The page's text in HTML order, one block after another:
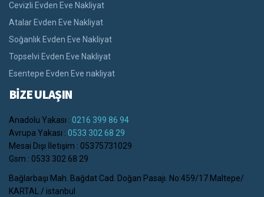
Cevizli Evden Eve Nakliyat
Atalar Evden Eve Nakliyat
Soğanlık Evden Eve Nakliyat
Topselvi Evden Eve Nakliyat
Esentepe Evden Eve nakliyat
BİZE ULAŞIN
Anadolu Yakası : 0216 399 86 94
Avrupa Yakası : 0533 302 68 29
Mesai Dışı İletişim : 05375731029
Gsm : 0533 302 68 29
Bağlarbaşı Mah. Bağdat Cad. Doğan Pasajı. No:459/17 Maltepe/
KARTAL / istanbul